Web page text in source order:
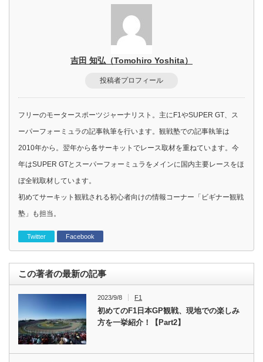
吉田 知弘（Tomohiro Yoshita）
投稿者プロフィール
フリーのモータースポーツジャーナリスト。主にF1やSUPER GT、ス
ーパーフォーミュラの記事執筆を行います。観戦塾での記事執筆は
2010年から。翌年から各サーキットでレース取材を重ねています。今
年はSUPER GTとスーパーフォーミュラをメインに国内主要レースをほ
ぼ全戦取材しています。
初めてサーキット観戦される初心者向けの情報コーナー「ビギナー観戦
塾」も担当。
Twitter Facebook
この著者の最新の記事
2023/9/8 F1
初めてのF1日本GP観戦、現地での楽しみ
方を一挙紹介！【Part2】